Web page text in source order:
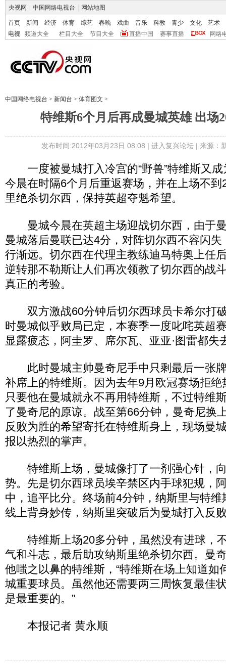
央视网 中国网络电视台 网站地图
首页 新闻 经济 体育 综艺 春晚 戏曲 音乐 科教 青少 文化
艺术
电视
频道大全 栏目大全 节目大全 直播中国 赛事直播 网络
中国网络电视台 > 新闻台 > 体育图文 >
特维斯6个月后再成曼城英雄 出场
发布时间:2012年03月23日 08:08 | 进入复兴论坛| 来源：
一度被曼城打入冷宫的“野兽”特维斯又成
今晨在时隔6个月后重返赛场，并在上场不
里绝杀切尔西，保持英超夺魁希望。
曼城今晨在英超主场迎战切尔西，由于
曼城落后曼联已达4分，对阵切尔西不容闪
行渐远。切尔西在代理主教练迪马特奥上任
逆转那不勒斯让人们再次领教了切尔西的战
真正的考验。
双方激战60分钟后切尔西球员卡希尔打
时曼城似乎败局已定，本赛季一度叱咤英超
显露疲态，阿圭罗、席尔瓦、亚亚·图雷都失
此时曼城主帅曼奇尼手中只剩最后一张
补席上的特维斯。因为去年9月欧冠赛场拒
只要他在曼城就永不再用特维斯，不过特维
了曼奇尼的原谅。战至第66分钟，曼奇尼换
反败为胜的希望寄托在特维斯身上，现场曼
报以热烈的掌声。
特维斯上场，曼城像打了一剂强心针，
势。先是切尔西球员埃辛禁区内手球犯规，
中，追平比分。终场前4分钟，纳斯里与特
线上背身妙传，纳斯里突破后为曼城打入反
特维斯上场20多分钟，虽然没有进球，
气和斗志，最后助攻纳斯里绝杀切尔西。曼
他嗤之以鼻的特维斯，“特维斯在场上知道如
城重要球员。虽然他还需要两三周恢复最佳
是最重要的。”
本报记者 黄永顺